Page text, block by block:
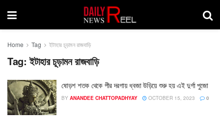
Home Tag ইটাহার চূড়ামন রাজবাড়ি
Tag:ইটাহার চূড়ামন রাজবাড়ি
ষোড়শ শতক থেকে পীর দরগায় ধ্বজা উড়িয়ে শুরু হয় এই দুর্গা পুজো
BY ANANDEE CHATTOPADHYAY OCTOBER 15, 2023 0